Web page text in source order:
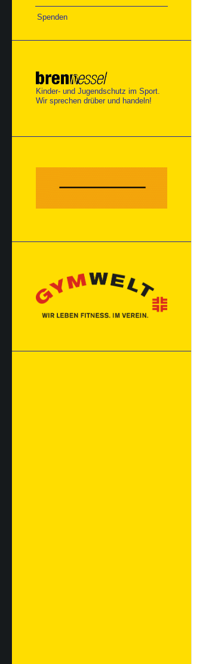
Spenden
Kinder- und Jugendschutz im Sport.
Wir sprechen drüber und handeln!